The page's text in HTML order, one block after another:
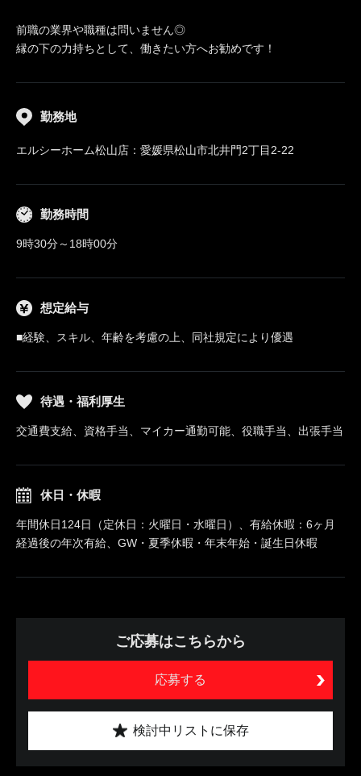
前職の業界や職種は問いません◎
縁の下の力持ちとして、働きたい方へお勧めです！
勤務地
エルシーホーム松山店：愛媛県松山市北井門2丁目2-22
勤務時間
9時30分～18時00分
想定給与
■経験、スキル、年齢を考慮の上、同社規定により優遇
待遇・福利厚生
交通費支給、資格手当、マイカー通勤可能、役職手当、出張手当
休日・休暇
年間休日124日（定休日：火曜日・水曜日）、有給休暇：6ヶ月
経過後の年次有給、GW・夏季休暇・年末年始・誕生日休暇
ご応募はこちらから
応募する
検討中リストに保存